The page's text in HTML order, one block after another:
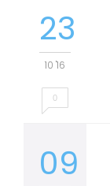
23
10 '16
0
09